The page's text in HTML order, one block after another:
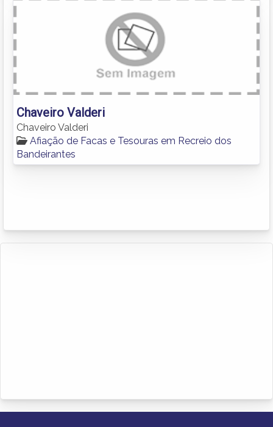
Chaveiro Valderi
Chaveiro Valderi
Afiação de Facas e Tesouras em Recreio dos
Bandeirantes